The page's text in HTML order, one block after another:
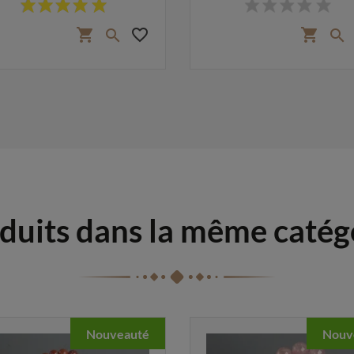
shopping_cart  favorite_border shopping_cart 
dans la même
Nouveauté